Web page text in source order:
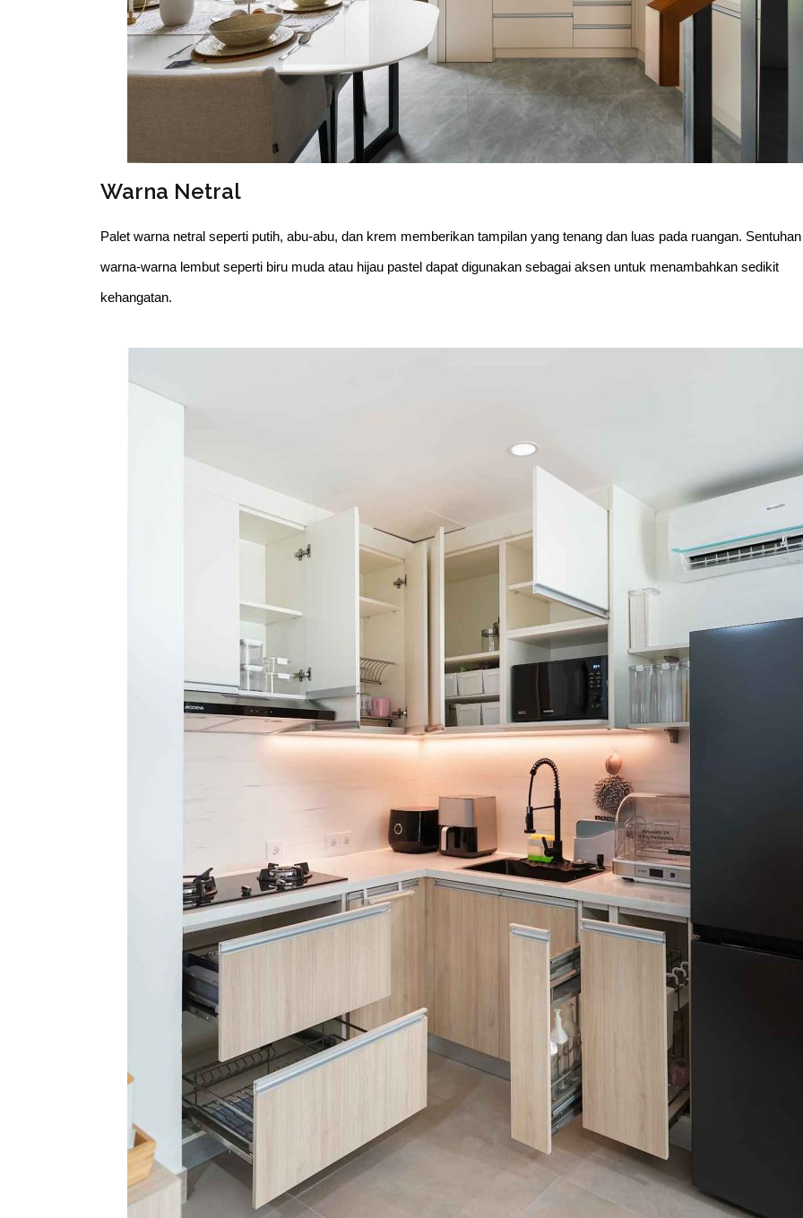
Warna Netral
Palet warna netral seperti putih, abu-abu, dan krem memberikan tampilan yang tenang dan luas pada ruangan. Sentuhan
warna-warna lembut seperti biru muda atau hijau pastel dapat digunakan sebagai aksen untuk menambahkan sedikit
kehangatan.